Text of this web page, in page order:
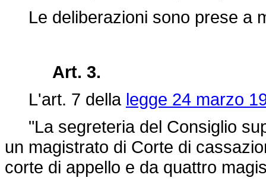
Le deliberazioni sono prese a
Art. 3.
L'art. 7 della legge 24 marzo
"La segreteria del Consiglio
un magistrato di Corte di
corte di appello e da quattro